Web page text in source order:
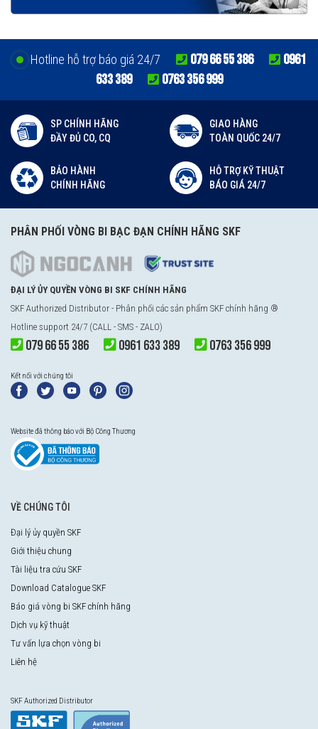
Hotline hỗ trợ báo giá 24/7 079 66 55 386
0961
633 389
0763 356 999
SP CHÍNH HÃNG
ĐẦY ĐỦ CO, CQ
GIAO HÀNG
TOÀN QUỐC 24/7
BẢO HÀNH
CHÍNH HÃNG
HỖ TRỢ KỸ THUẬT
BÁO GIÁ 24/7
PHÂN PHỐI VÒNG BI BẠC ĐẠN CHÍNH HÃNG SKF
ĐẠI LÝ ỦY QUYỀN VÒNG BI SKF CHÍNH HÃNG
SKF Authorized Distributor - Phân phối các sản phẩm SKF chính hãng ®
Hotline support 24/7 (CALL - SMS - ZALO)
079 66 55 386 0961 633 389 0763 356 999
Kết nối với chúng tôi
Website đã thông báo với Bộ Công Thương
VỀ CHÚNG TÔI
Đại lý ủy quyền SKF
Giới thiệu chung
Tài liệu tra cứu SKF
Download Catalogue SKF
Báo giá vòng bi SKF chính hãng
Dịch vụ kỹ thuật
Tư vấn lựa chọn vòng bi
Liên hệ
SKF Authorized Distributor